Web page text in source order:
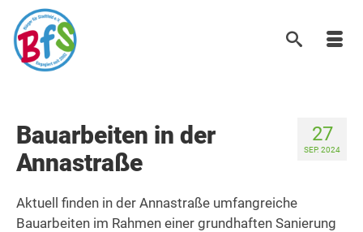
27
SEP. 2024
Bauarbeiten in der
Annastraße
Aktuell finden in der Annastraße umfangreiche
Bauarbeiten im Rahmen einer grundhaften Sanierung